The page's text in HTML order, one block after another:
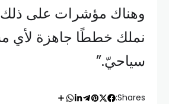
وهناك مؤشرات على ذلك
نملك خططًا جاهزة لأي
سياحيّ.”
Shares: